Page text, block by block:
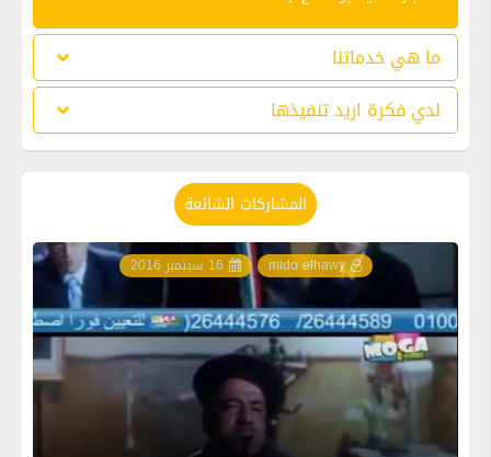
ما هي خدماتنا
لدي فكرة اريد تنفيذها
المشاركات الشائعة
mido elhawy 16 سبتمبر 2016